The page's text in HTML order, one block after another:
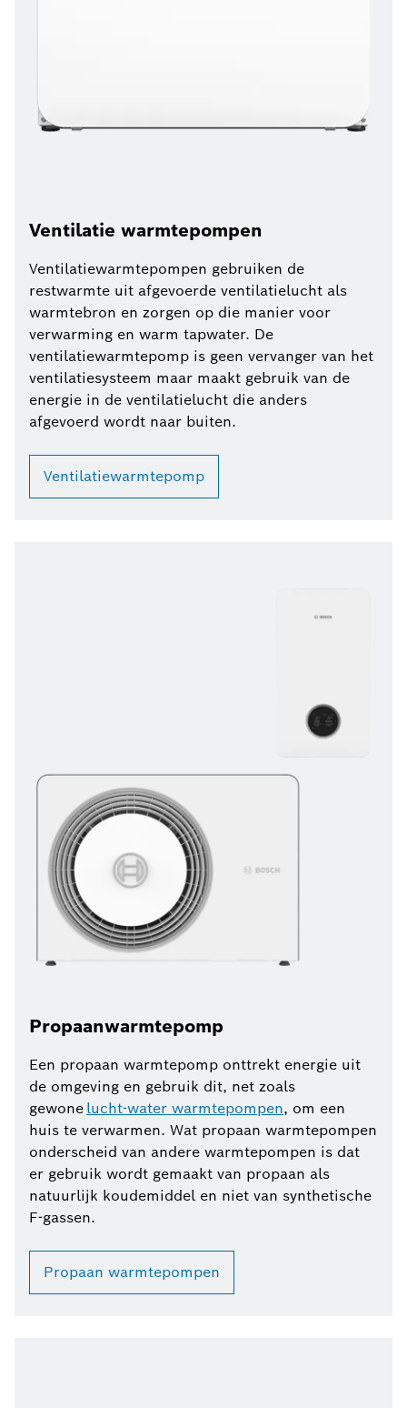
Ventilatie warmtepompen
Ventilatiewarmtepompen gebruiken de
restwarmte uit afgevoerde ventilatielucht als
warmtebron en zorgen op die manier voor
verwarming en warm tapwater. De
ventilatiewarmtepomp is geen vervanger van het
ventilatiesysteem maar maakt gebruik van de
energie in de ventilatielucht die anders
afgevoerd wordt naar buiten.
Ventilatiewarmtepomp
Propaanwarmtepomp
Een propaan warmtepomp onttrekt energie uit
de omgeving en gebruik dit, net zoals
gewonelucht-water warmtepompen, om een
huis te verwarmen. Wat propaan warmtepompen
onderscheid van andere warmtepompen is dat
er gebruik wordt gemaakt van propaan als
natuurlijk koudemiddel en niet van synthetische
F-gassen.
Propaan warmtepompen